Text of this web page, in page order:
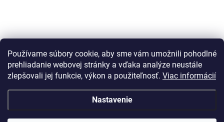
Používame súbory cookie, aby sme vám umožnili pohodlné
prehliadanie webovej stránky a vďaka analýze neustále
zlepšovali jej funkcie, výkon a použiteľnosť. Viac informácií
Nastavenie
Vážený zákazník Info o DOT pneu nepodávame, vek
DOT starší zobrazí sa v detaile pneumatiky. Na Vaše